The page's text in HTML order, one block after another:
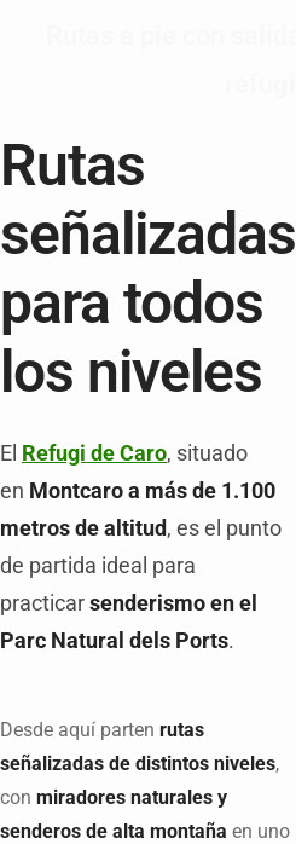
Rutas
señalizadas
para todos
los niveles
El Refugi de Caro, situado
en Montcaro a más de 1.100
metros de altitud , es el punto
de partida ideal para
practicar senderismo en el
Parc Natural dels Ports.
Desde aquí parten rutas
señalizadas de distintos niveles,
con miradores naturales y
senderos de alta montaña en uno